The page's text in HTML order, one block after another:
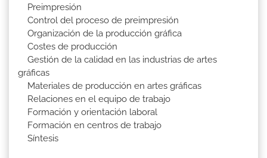
Preimpresión
Control del proceso de preimpresión
Organización de la producción gráfica
Costes de producción
Gestión de la calidad en las industrias de artes
gráficas
Materiales de producción en artes gráficas
Relaciones en el equipo de trabajo
Formación y orientación laboral
Formación en centros de trabajo
Síntesis